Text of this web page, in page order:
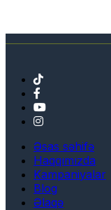
Əsas səhifə
Haqqımızda
Kampaniyalar
Blog
Əlaqə